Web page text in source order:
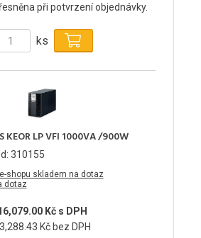
při potvrzení objednávky.
ks
KEOR LP VFI 1000VA /900W
310155
shopu skladem na dotaz
dotaz
Kč s DPH
Kč bez DPH